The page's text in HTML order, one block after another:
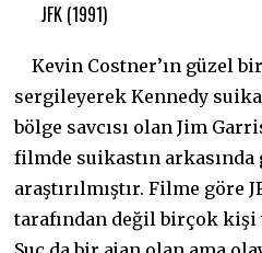
JFK (1991)
Kevin Costner’ın güzel
sergileyerek Kennedy
bölge savcısı olan Jim
filmde suikastın
araştırılmıştır. Filme göre
tarafından değil birçok kişi